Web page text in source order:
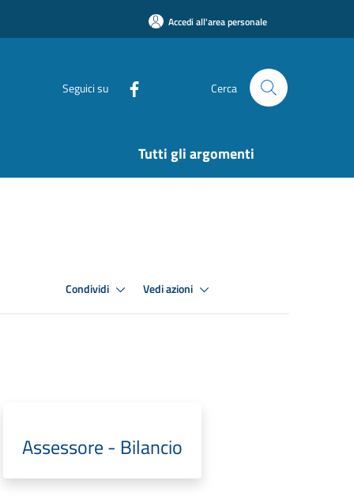
Accedi all'area personale
Seguici su Cerca
Tutti gli argomenti
Condividi Vedi azioni
Assessore - Bilancio